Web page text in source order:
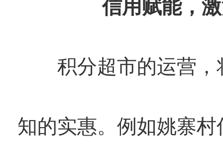
信用赋能，
积分超市的运营，
知的实惠。例如姚寨